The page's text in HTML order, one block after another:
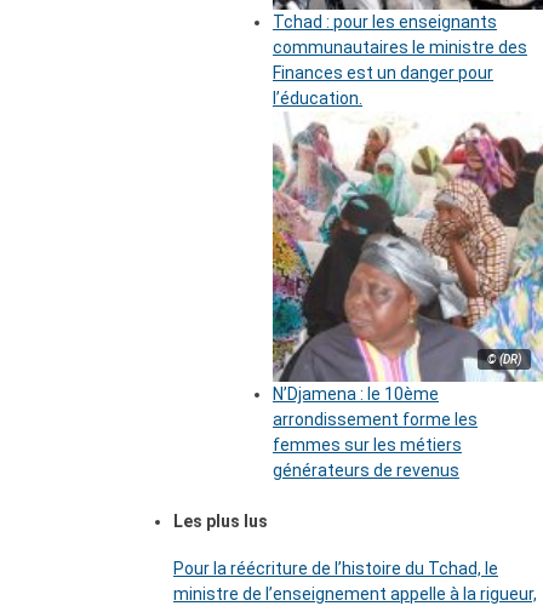
Tchad : pour les enseignants
communautaires le ministre des
Finances est un danger pour
l’éducation.
© (DR)
N’Djamena : le 10ème
arrondissement forme les
femmes sur les métiers
générateurs de revenus
Les plus lus
Pour la réécriture de l’histoire du Tchad, le
ministre de l’enseignement appelle à la rigueur,